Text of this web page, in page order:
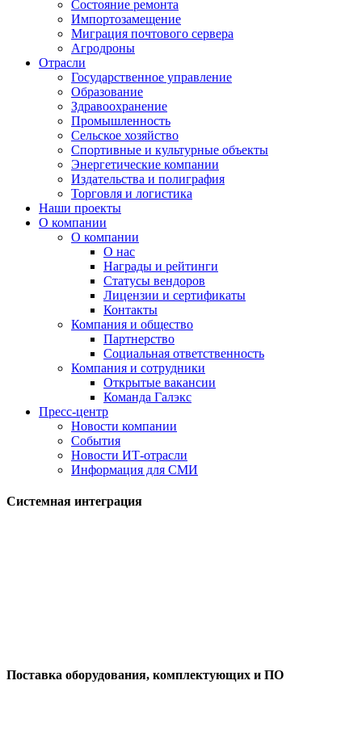
Состояние ремонта
Импортозамещение
Миграция почтового сервера
Агродроны
Отрасли
Государственное управление
Образование
Здравоохранение
Промышленность
Сельское хозяйство
Спортивные и культурные объекты
Энергетические компании
Издательства и полиграфия
Торговля и логистика
Наши проекты
О компании
О компании
О нас
Награды и рейтинги
Статусы вендоров
Лицензии и сертификаты
Контакты
Компания и общество
Партнерство
Социальная ответственность
Компания и сотрудники
Открытые вакансии
Команда Галэкс
Пресс-центр
Новости компании
События
Новости ИТ-отрасли
Информация для СМИ
Системная интеграция
Поставка оборудования, комплектующих и ПО